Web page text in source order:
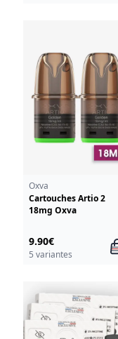
Oxva
Cartouches Artio 2
18mg Oxva
9.90€
5 variantes